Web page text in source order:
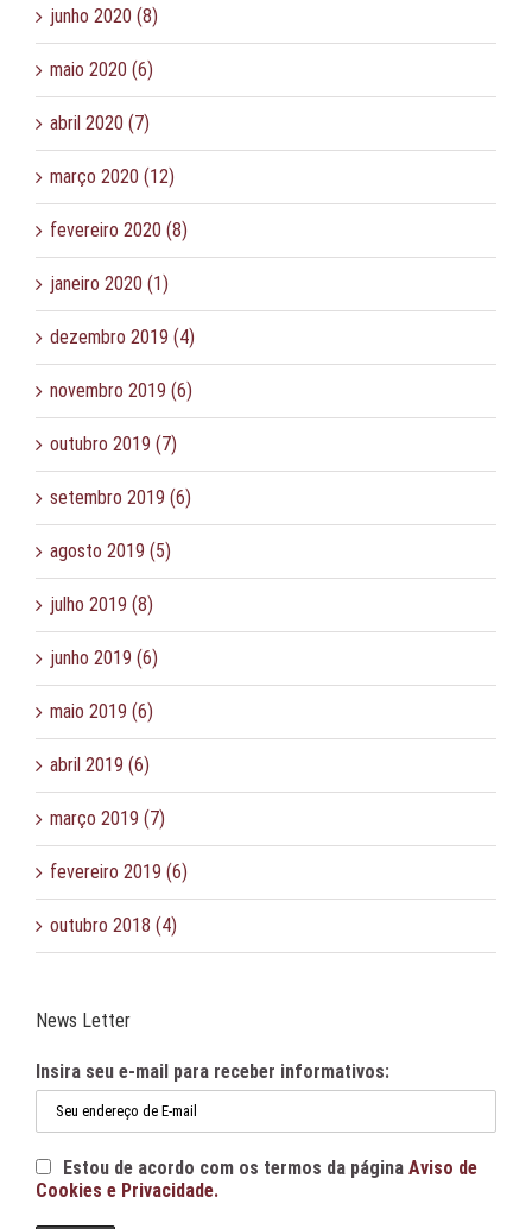
junho 2020 (8)
maio 2020 (6)
abril 2020 (7)
março 2020 (12)
fevereiro 2020 (8)
janeiro 2020 (1)
dezembro 2019 (4)
novembro 2019 (6)
outubro 2019 (7)
setembro 2019 (6)
agosto 2019 (5)
julho 2019 (8)
junho 2019 (6)
maio 2019 (6)
abril 2019 (6)
março 2019 (7)
fevereiro 2019 (6)
outubro 2018 (4)
News Letter
Insira seu e-mail para receber informativos:
Estou de acordo com os termos da página Aviso de
Cookies e Privacidade.